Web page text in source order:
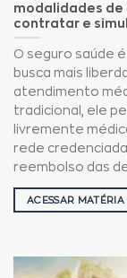
modalidades
contratar e
O seguro saúde
busca mais
atendimento
tradicional, ele
livremente
rede
reembolso das
ACESSAR MATÉRIA